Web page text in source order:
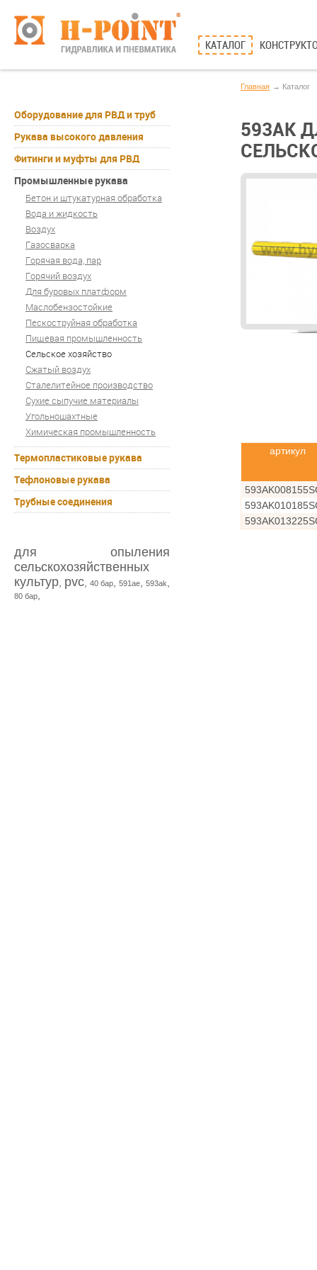
КАТАЛОГ
Оборудование для РВД и труб
Рукава высокого давления
Фитинги и муфты для РВД
Промышленные рукава
Бетон и штукатурная обработка
Вода и жидкость
Воздух
Газосварка
Горячая вода, пар
Горячий воздух
Для буровых платформ
Маслобензостойкие
Пескоструйная обработка
Пищевая промышленность
Сельское хозяйство
Сжатый воздух
Сталелитейное производство
Сухие сыпучие материалы
Угольношахтные
Химическая промышленность
Термопластиковые рукава
Тефлоновые рукава
Трубные соединения
для опыления
сельскохозяйственных
культур pvc 40 бар 591ae 593ak
80 бар
Главная Каталог
593AK
артикул